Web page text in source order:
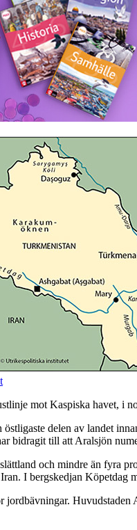
mot Kaspiska havet, i
delen av landet
bidragit till att Aralsjön
och mindre än fyra
I bergskedjan Köpetdag
jordbävningar.